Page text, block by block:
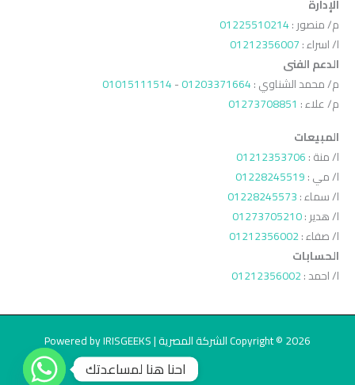
الإدارة
م/ منصور :01225510214
ا/ اسراء :01212356007
الدعم الفنى
م/ محمد الشناوي :01203371664
-
01015111514
م/ علاء : 01273708851
المبيعات
ا/ منة :01212353706
ا/ مي :01228245519
ا/ سماء :01228245573
ا/ هدير :01273705210
ا/ صفاء :01212356002
الحسابات
ا/ احمد :01212356002
Copyright © 2026 الشركة المصرية | Powered by IRISGEEKS
احنا هنا لمساعدتك